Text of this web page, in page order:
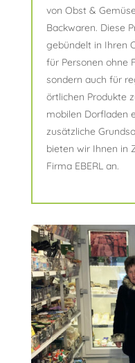
von Obst &
Backwaren. Diese
gebündelt in Ihren
für Personen ohne
sondern auch für
örtlichen Produkte
mobilen Dorfladen
zusätzliche
bieten wir Ihnen in
Firma EBERL an.